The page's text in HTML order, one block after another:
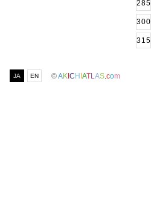
285
300
315
JA EN ©AK C H ATLAS.com